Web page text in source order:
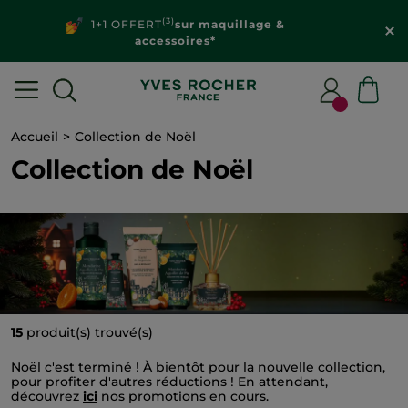
1+1 OFFERT(3)sur maquillage &
accessoires*
Accueil Collection de Noël
Collection de Noël
15 produit(s) trouvé(s)
Noël c'est terminé ! À bientôt pour la nouvelle collection,
pour profiter d'autres réductions ! En attendant,
découvrez ici nos promotions en cours.